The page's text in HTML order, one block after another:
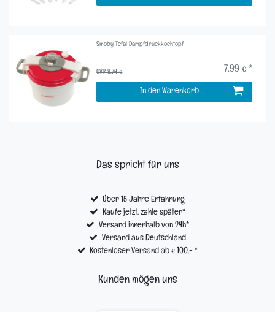
Smoby Tefal Dampfdruckkochtopf
UVP 9,74 € 7,99 € *
In den Warenkorb
Das spricht für uns
Über 15 Jahre Erfahrung
Kaufe jetzt, zahle später*
Versand innerhalb von 24h*
Versand aus Deutschland
Kostenloser Versand ab € 100,- *
Kunden mögen uns